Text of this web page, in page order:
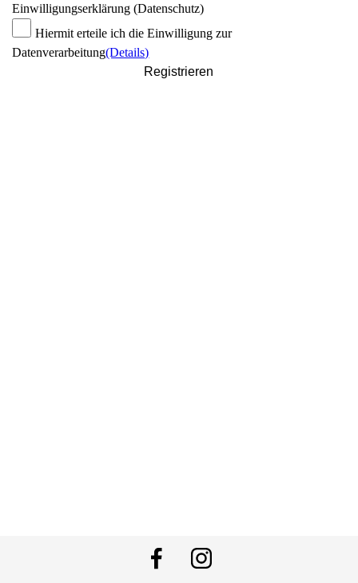
Einwilligungserklärung (Datenschutz)
Hiermit erteile ich die Einwilligung zur
Datenverarbeitung(Details)
Registrieren